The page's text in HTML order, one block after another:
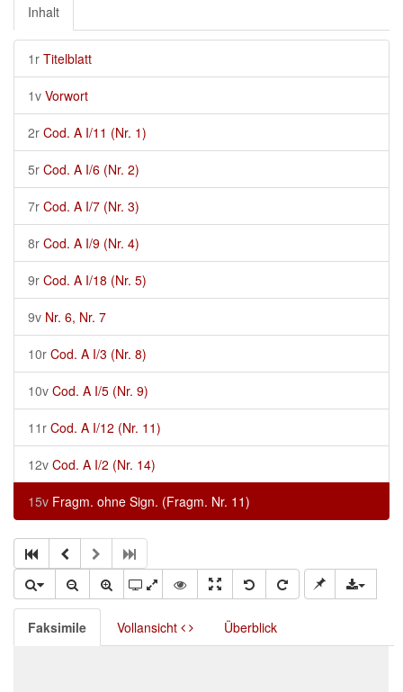
Inhalt
1r Titelblatt
1v Vorwort
2r Cod. A I/11 (Nr. 1)
5r Cod. A I/6 (Nr. 2)
7r Cod. A I/7 (Nr. 3)
8r Cod. A I/9 (Nr. 4)
9r Cod. A I/18 (Nr. 5)
9v Nr. 6, Nr. 7
10r Cod. A I/3 (Nr. 8)
10v Cod. A I/5 (Nr. 9)
11r Cod. A I/12 (Nr. 11)
12v Cod. A I/2 (Nr. 14)
15v Fragm. ohne Sign. (Fragm. Nr. 11)
Faksimile Vollansicht Überblick